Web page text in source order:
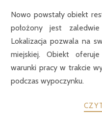
Nowo powstały obiekt
położony jest
Lokalizacja pozwala na
miejskiej. Obiekt
warunki pracy w trakcie
podczas wypoczynku.